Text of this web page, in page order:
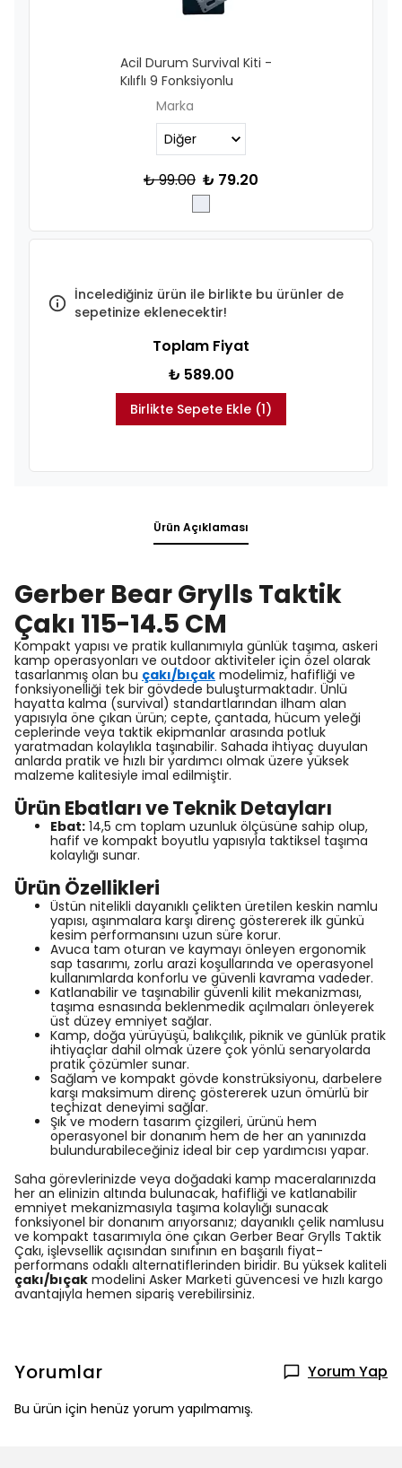
Acil Durum Survival Kiti -
Kılıflı 9 Fonksiyonlu
Marka
₺ 99.00 ₺ 79.20
İncelediğiniz ürün ile birlikte bu ürünler de
sepetinize eklenecektir!
Toplam Fiyat
₺ 589.00
Birlikte Sepete Ekle (1)
Ürün Açıklaması
Gerber Bear Grylls Taktik
Çakı 115-14.5 CM
Kompakt yapısı ve pratik kullanımıyla günlük taşıma, askeri
kamp operasyonları ve outdoor aktiviteler için özel olarak
tasarlanmış olan bu çakı/bıçak modelimiz, hafifliği ve
fonksiyonelliği tek bir gövdede buluşturmaktadır. Ünlü
hayatta kalma (survival) standartlarından ilham alan
yapısıyla öne çıkan ürün; cepte, çantada, hücum yeleği
ceplerinde veya taktik ekipmanlar arasında potluk
yaratmadan kolaylıkla taşınabilir. Sahada ihtiyaç duyulan
anlarda pratik ve hızlı bir yardımcı olmak üzere yüksek
malzeme kalitesiyle imal edilmiştir.
Ürün Ebatları ve Teknik Detayları
Ebat: 14,5 cm toplam uzunluk ölçüsüne sahip olup,
hafif ve kompakt boyutlu yapısıyla taktiksel taşıma
kolaylığı sunar.
Ürün Özellikleri
Üstün nitelikli dayanıklı çelikten üretilen keskin namlu
yapısı, aşınmalara karşı direnç göstererek ilk günkü
kesim performansını uzun süre korur.
Avuca tam oturan ve kaymayı önleyen ergonomik
sap tasarımı, zorlu arazi koşullarında ve operasyonel
kullanımlarda konforlu ve güvenli kavrama vadeder.
Katlanabilir ve taşınabilir güvenli kilit mekanizması,
taşıma esnasında beklenmedik açılmaları önleyerek
üst düzey emniyet sağlar.
Kamp, doğa yürüyüşü, balıkçılık, piknik ve günlük pratik
ihtiyaçlar dahil olmak üzere çok yönlü senaryolarda
pratik çözümler sunar.
Sağlam ve kompakt gövde konstrüksiyonu, darbelere
karşı maksimum direnç göstererek uzun ömürlü bir
teçhizat deneyimi sağlar.
Şık ve modern tasarım çizgileri, ürünü hem
operasyonel bir donanım hem de her an yanınızda
bulundurabileceğiniz ideal bir cep yardımcısı yapar.
Saha görevlerinizde veya doğadaki kamp maceralarınızda
her an elinizin altında bulunacak, hafifliği ve katlanabilir
emniyet mekanizmasıyla taşıma kolaylığı sunacak
fonksiyonel bir donanım arıyorsanız; dayanıklı çelik namlusu
ve kompakt tasarımıyla öne çıkan Gerber Bear Grylls Taktik
Çakı, işlevsellik açısından sınıfının en başarılı fiyat-
performans odaklı alternatiflerinden biridir. Bu yüksek kaliteli
çakı/bıçak modelini Asker Marketi güvencesi ve hızlı kargo
avantajıyla hemen sipariş verebilirsiniz.
Yorumlar Yorum Yap
Bu ürün için henüz yorum yapılmamış.